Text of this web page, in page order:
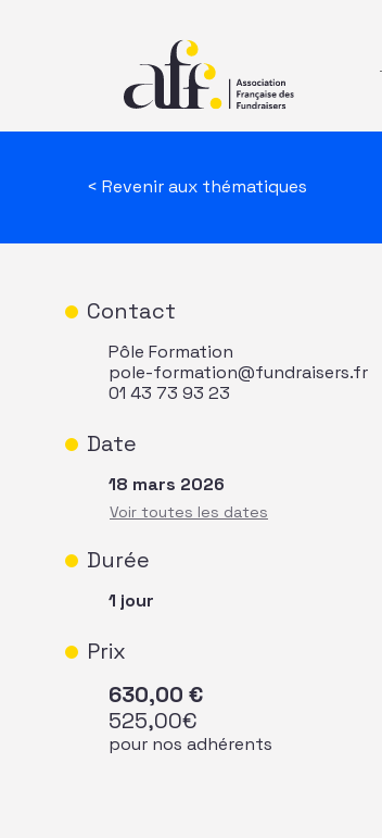
< Revenir aux thématiques
Contact
Pôle Formation
pole-formation@fundraisers.fr
01 43 73 93 23
Date
18 mars 2026
Durée
1 jour
Prix
630,00 €
525,00€
pour nos adhérents